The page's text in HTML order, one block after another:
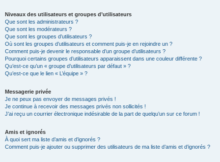
Niveaux des utilisateurs et groupes d’utilisateurs
Que sont les administrateurs ?
Que sont les modérateurs ?
Que sont les groupes d’utilisateurs ?
Où sont les groupes d’utilisateurs et comment puis-je en rejoindre un ?
Comment puis-je devenir le responsable d’un groupe d’utilisateurs ?
Pourquoi certains groupes d’utilisateurs apparaissent dans une couleur différente ?
Qu’est-ce qu’un « groupe d’utilisateurs par défaut » ?
Qu’est-ce que le lien « L’équipe » ?
Messagerie privée
Je ne peux pas envoyer de messages privés !
Je continue à recevoir des messages privés non sollicités !
J’ai reçu un courrier électronique indésirable de la part de quelqu’un sur ce forum !
Amis et ignorés
À quoi sert ma liste d’amis et d’ignorés ?
Comment puis-je ajouter ou supprimer des utilisateurs de ma liste d’amis et d’ignorés ?